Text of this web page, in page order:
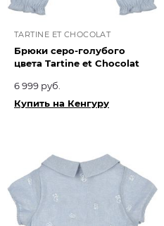
TARTINE ET CHOCOLAT
Брюки серо-голубого
цвета Tartine et Chocolat​
6 999 руб.
Купить на Кенгуру